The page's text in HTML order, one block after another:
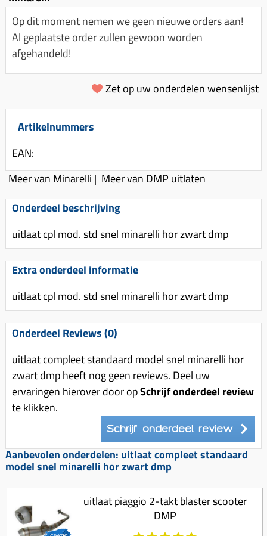
Spanningsregelaar
Toerenbegrenzer
Remlichtschakelaar
Luchtfilter (delen)
Luchtfilter deksel
Motor blokken
Membraan (delen)
Pakking (sets)
Powerfilter
Schakel (delen)
Sproeiers
Uitlaten compleet
Uitlaat (delen)
Uitlaat bocht
Radiateur (delen)
Waterpomp (delen)
V-snaren
Variorolsets
Pulley
Variateur (delen)
Voor tandwielen
Origineel zuigers
Tomos opvoeren (kits)
Km teller kabel
Kickstart deksel
Kickstart ronsel
Schokbrekers
Spiegels
Stuurschakelaar
Stuur (delen)
Rem (delen)
Remgrepen en remhendels
Remhevels
Remsegmenten
Remklauw (delen)
Remschijven
Voorvork
Wiel (delen)
Zadel
Kickstart (delen)
Kinderzitje (scooter)
Olie-onderhoudsmiddelen
Scooterhoezen
Scooter Kleding
Stickers
Regenkleding
Rugsteun
Vespa accessoires
Voordragers
Windschermen
Accessoires overig
Zadel
Gereedschap
Speednut
Op dit moment nemen we geen nieuwe orders aan!
Al geplaatste order zullen gewoon worden
afgehandeld!
Zet op uw onderdelen wensenlijst
Artikelnummers
EAN:
Meer van Minarelli | Meer van DMP uitlaten
Onderdeel beschrijving
uitlaat cpl mod. std snel minarelli hor zwart dmp
Extra onderdeel informatie
uitlaat cpl mod. std snel minarelli hor zwart dmp
Onderdeel Reviews (0)
uitlaat compleet standaard model snel minarelli hor
zwart dmp heeft nog geen reviews. Deel uw
ervaringen hierover door opSchrijf onderdeel review
te klikken.
Schrijf onderdeel review
Aanbevolen onderdelen: uitlaat compleet standaard
model snel minarelli hor zwart dmp
uitlaat piaggio 2-takt blaster scooter
DMP